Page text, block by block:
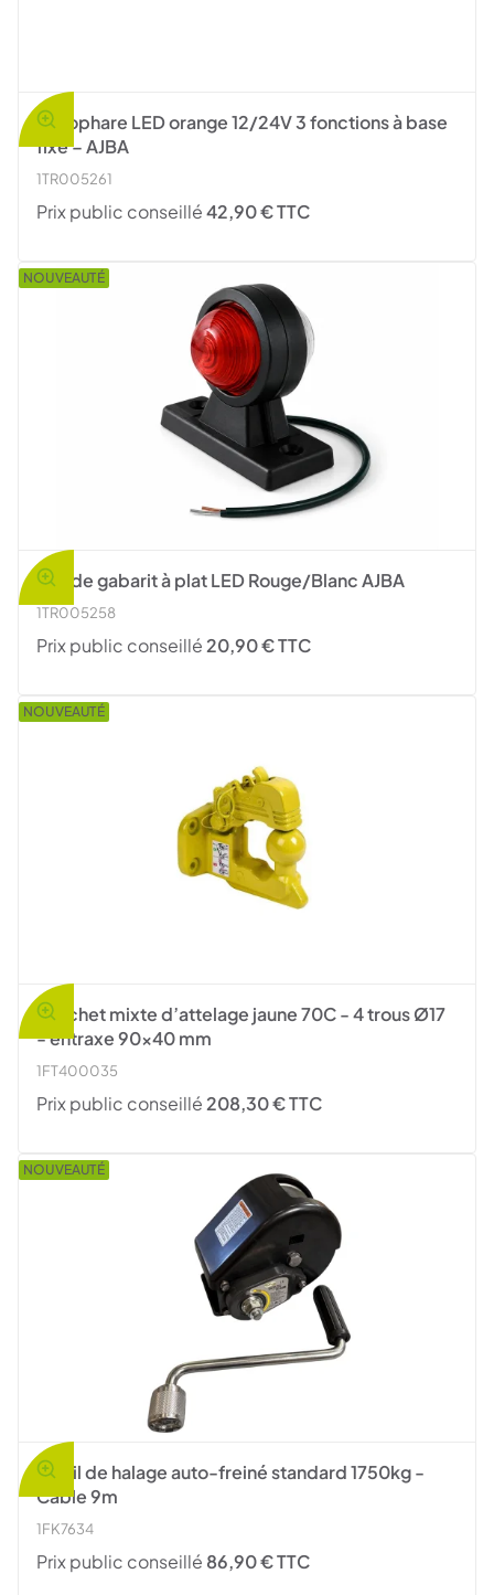
Gyrophare LED orange 12/24V 3 fonctions à base
fixe – AJBA
1TR005261
Prix public conseillé42,90 € TTC
Feu de gabarit à plat LED Rouge/Blanc AJBA
1TR005258
Prix public conseillé 20,90 € TTC
NOUVEAUTÉ
Crochet mixte d’attelage jaune 70C - 4 trous Ø17
- entraxe 90x40 mm
1FT400035
Prix public conseillé 208,30 € TTC
NOUVEAUTÉ
Treuil de halage auto-freiné standard 1750kg -
Câble 9m
1FK7634
Prix public conseillé 86,90 € TTC
NOUVEAUTÉ